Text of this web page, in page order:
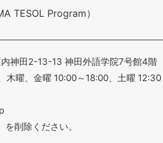
TESOL Program）
神田2-13-13 神田外語学院7号館4階
曜、金曜 10:00～18:00、土曜 12:30
削除ください。